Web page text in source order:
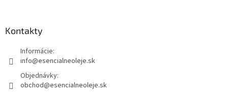
Kontakty
Informácie:
info@esencialneoleje.sk
Objednávky:
obchod@esencialneoleje.sk